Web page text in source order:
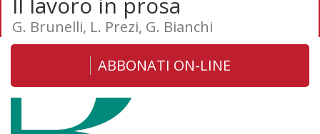
G. Brunelli, L. Prezi, G. Bianchi
ABBONATI ON-LINE